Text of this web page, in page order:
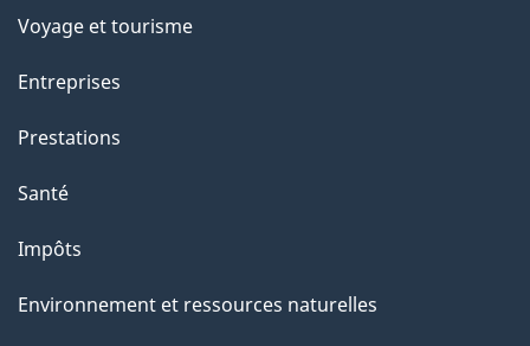
t
t
a
e
Voyage et tourisme
Entreprises
Prestations
Santé
Impôts
Environnement et ressources naturelles